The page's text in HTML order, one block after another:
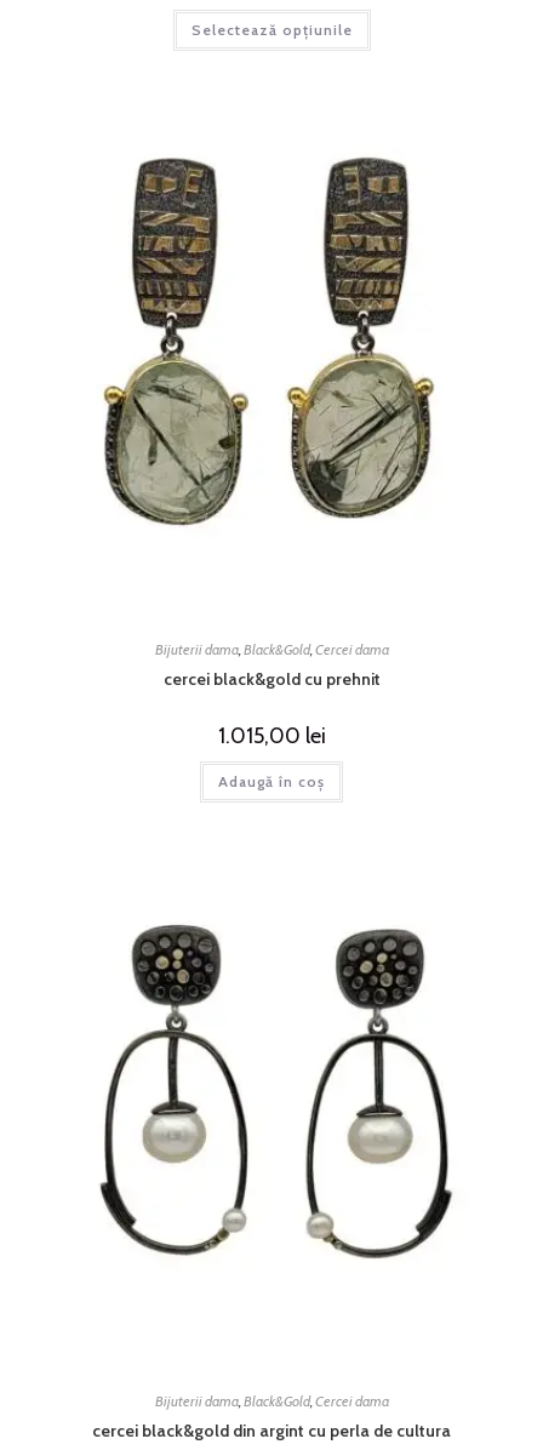
Selectează opțiunile
Bijuterii dama, Black&Gold, Cercei dama
cercei black&gold cu prehnit
1.015,00 lei
Adaugă în coș
Bijuterii dama, Black&Gold, Cercei dama
cercei black&gold din argint cu perla de cultura